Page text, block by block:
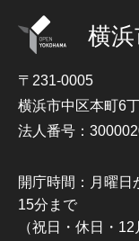
横
〒231-0005
横浜市中区本町6
法人番号：
開庁時間：月曜
15分まで
（祝日・休日・